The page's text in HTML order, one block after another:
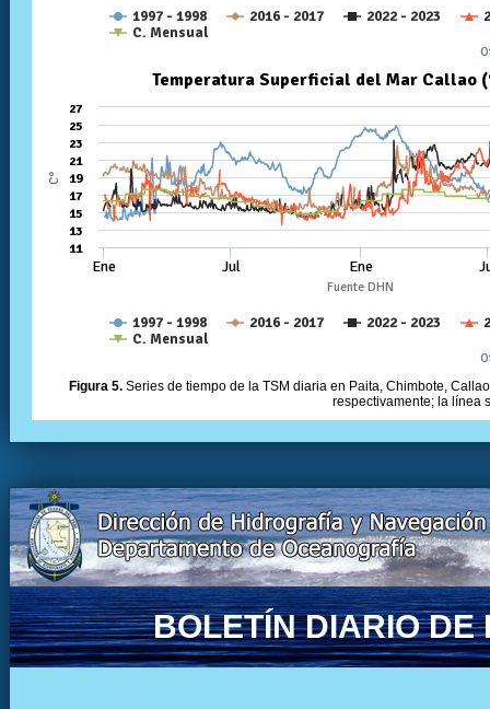
Figura 5. Series de tiempo de la TSM diaria en Paita, Chimbote,
respectivamente; la línea
BOLETÍN DIARIO DE